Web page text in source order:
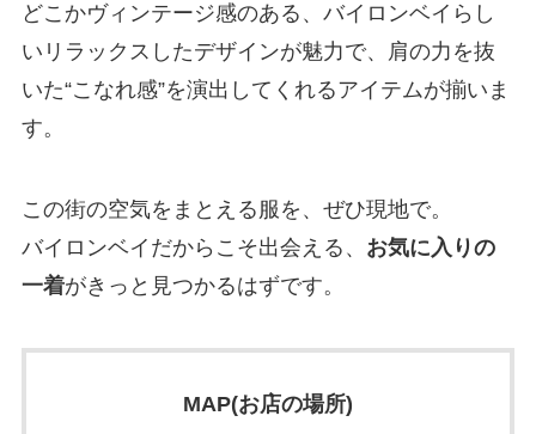
どこかヴィンテージ感のある、バイロンベイらし
いリラックスしたデザインが魅力で、肩の力を抜
いた“こなれ感”を演出してくれるアイテムが揃いま
す。
この街の空気をまとえる服を、ぜひ現地で。
バイロンベイだからこそ出会える、 お気に入りの
一着がきっと見つかるはずです。
MAP(お店の場所)